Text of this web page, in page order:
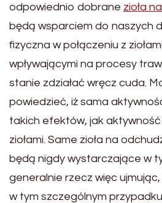
odpowiednio dobrane zioła
będą wsparciem do naszych
fizyczna w połączeniu z
wpływającymi na procesy
stanie zdziałać wręcz cuda.
powiedzieć, iż sama
takich efektów, jak aktywność
ziołami. Same zioła na
będą nigdy wystarczające w
generalnie rzecz więc
w tym szczególnym